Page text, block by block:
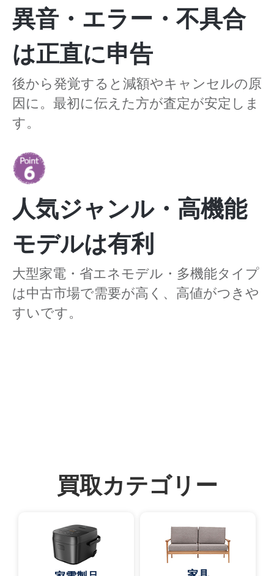
異音・エラー・不具合
は正直に申告
後から発覚すると減額やキャンセルの原
因に。最初に伝えた方が査定が安定しま
す。
人気ジャンル・高機能
モデルは有利
大型家電・省エネモデル・多機能タイプ
は中古市場で需要が高く、高値がつきや
すいです。
買取カテゴリー